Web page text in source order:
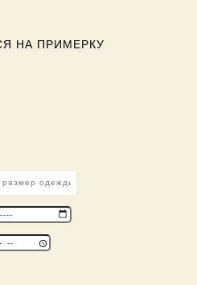
НА ПРИМЕРКУ